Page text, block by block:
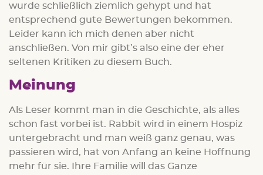
wurde schließlich ziemlich gehypt und hat
entsprechend gute Bewertungen bekommen.
Leider kann ich mich denen aber nicht
anschließen. Von mir gibt’s also eine der eher
seltenen Kritiken zu diesem Buch.
Meinung
Als Leser kommt man in die Geschichte, als alles
schon fast vorbei ist. Rabbit wird in einem Hospiz
untergebracht und man weiß ganz genau, was
passieren wird, hat von Anfang an keine Hoffnung
mehr für sie. Ihre Familie will das Ganze